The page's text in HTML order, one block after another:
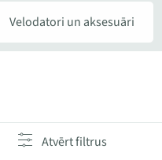
Velodatori un aksesuāri
Atvērt filtrus